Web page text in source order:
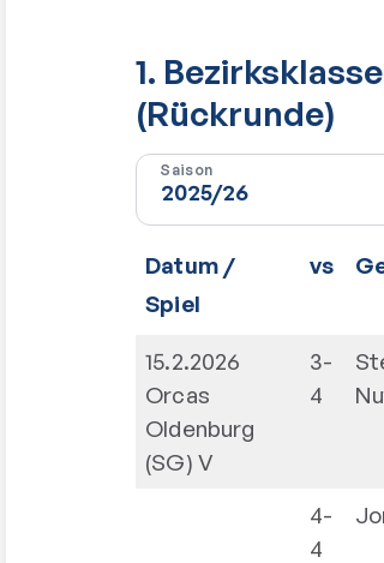
1.
(Rückrunde)
Saison
Datum /
Spiel
vs
15.2.2026
Orcas
Oldenburg
(SG) V
3-
4
4-
4